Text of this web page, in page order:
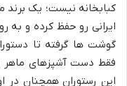
کبابخانه نیست؛ یک
ایرانی رو حفظ کرده و به
گوشت ها گرفته تا
فقط دست آشپزهای
این رستوران همچنان در